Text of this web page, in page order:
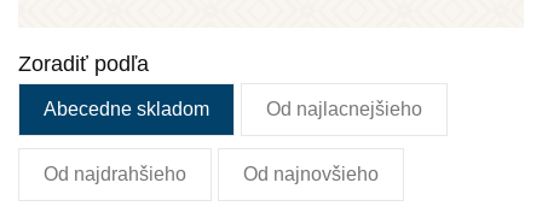
Zoradiť podľa
Abecedne skladom Od najlacnejšieho
Od najdrahšieho Od najnovšieho